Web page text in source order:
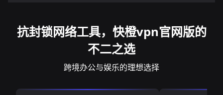
抗封锁网络工具，快橙vpn官网版的
不二之选
跨境办公与娱乐的理想选择